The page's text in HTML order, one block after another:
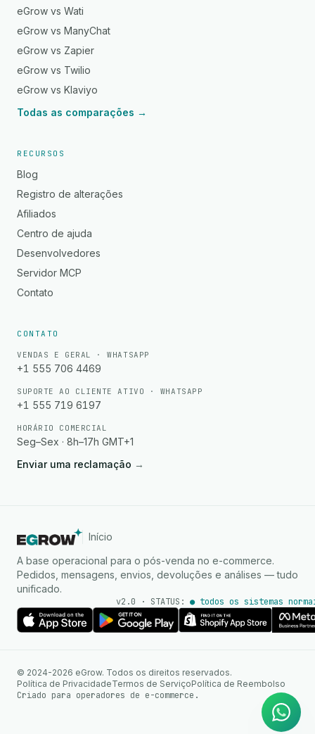
eGrow vs Wati
eGrow vs ManyChat
eGrow vs Zapier
eGrow vs Twilio
eGrow vs Klaviyo
Todas as comparações →
RECURSOS
Blog
Registro de alterações
Afiliados
Centro de ajuda
Desenvolvedores
Servidor MCP
Contato
CONTATO
VENDAS E GERAL · WHATSAPP
+1 555 706 4469
SUPORTE AO CLIENTE ATIVO · WHATSAPP
+1 555 719 6197
HORÁRIO COMERCIAL
Seg–Sex · 8h–17h GMT+1
Enviar uma reclamação →
Início
A base operacional para o pós-venda no e-commerce.
Pedidos, mensagens, envios, devoluções e análises — tudo
unificado.
v2.0 · STATUS: ● todos os sistemas
© 2024-2026 eGrow. Todos os direitos reservados.
Política de PrivacidadeTermos de ServiçoPolítica de Reembolso
Criado para operadores de e-commerce.
WhatsApp